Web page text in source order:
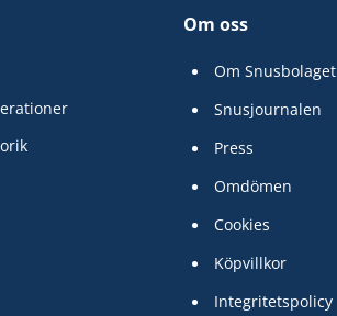
Om oss
Om Snusbolaget
Snusjournalen
Press
Omdömen
Cookies
Köpvillkor
Integritetspolicy